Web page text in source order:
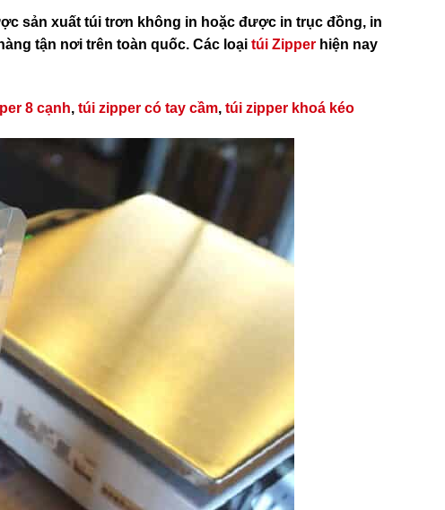
sản xuất túi trơn không in hoặc được in trục đồng, in
tận nơi trên toàn quốc. Các loạitúi Zipper hiện nay
8 cạnh,túi zipper có tay cầm,túi zipper khoá kéo